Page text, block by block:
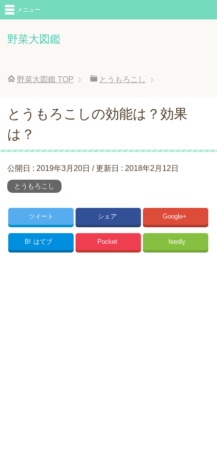
野菜大図鑑
メニュー
野菜大図鑑 TOP とうもろこし
とうもろこしの効能は？効果
は？
公開日 : 2019年3月20日 / 更新日 : 2018年2月12日
とうもろこし
ツイート シェア Google+
B! はてブ Pocket feedly